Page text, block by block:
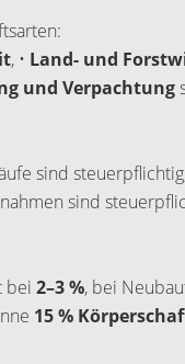
, • Land- und
und Verpachtung
sind
sind
bei 2–3 %, bei
15 %